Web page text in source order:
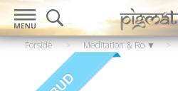
Forside > Meditation & Ro ▼ >
Krystaller & sten